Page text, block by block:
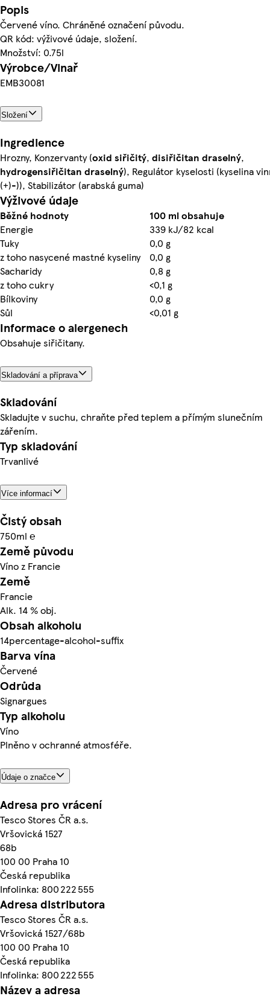
Popis
Červené víno. Chráněné označení původu.
QR kód: výživové údaje, složení.
Množství: 0.75l
Výrobce/Vinař
EMB30081
Složení
Ingredience
Hrozny, Konzervanty (oxid siřičitý, disiřičitan draselný,
hydrogensiřičitan draselný), Regulátor kyselosti (kyselina
(+)-)), Stabilizátor (arabská guma)
Výživové údaje
Běžné hodnoty
100 ml obsahuje
Energie
339 kJ/82 kcal
Tuky
0,0 g
z toho nasycené mastné kyseliny
0,0 g
Sacharidy
0,8 g
z toho cukry
<0,1 g
Bílkoviny
0,0 g
Sůl
<0,01 g
Informace o alergenech
Obsahuje siřičitany.
Skladování a příprava
Skladování
Skladujte v suchu, chraňte před teplem a přímým slunečním
zářením.
Typ skladování
Trvanlivé
Více informací
Čistý obsah
750ml ℮
Země původu
Víno z Francie
Země
Francie
Alk. 14 % obj.
Obsah alkoholu
14percentage-alcohol-suffix
Barva vína
Červené
Odrůda
Signargues
Typ alkoholu
Víno
Plněno v ochranné atmosféře.
Údaje o značce
Adresa pro vrácení
Tesco Stores ČR a.s.
Vršovická 1527
68b
100 00 Praha 10
Česká republika
Infolinka: 800 222 555
Adresa distributora
Tesco Stores ČR a.s.
Vršovická 1527/68b
100 00 Praha 10
Česká republika
Infolinka: 800 222 555
Název a adresa